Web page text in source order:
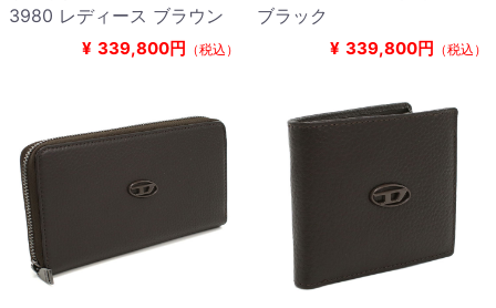
3980 レディース ブラウン
¥ 339,800円 （税込）
ブラック
¥ 339,800円 （税込）